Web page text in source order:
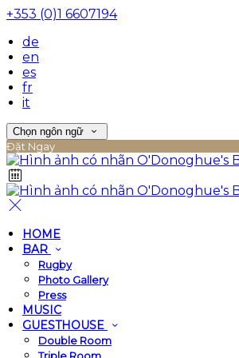
+353 (0)1 6607194
de
en
es
fr
it
Chọn ngôn ngữ
Đặt Ngay
HOME
BAR
Rugby
Photo Gallery
Press
MUSIC
GUESTHOUSE
Double Room